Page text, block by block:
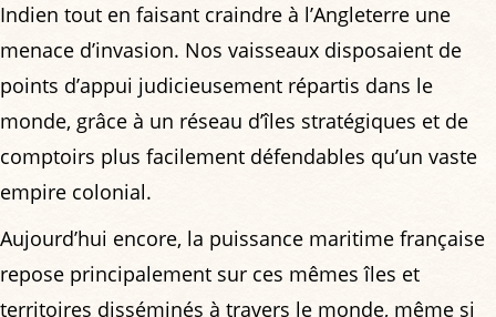
Indien tout en faisant craindre à l’Angleterre une
menace d’invasion. Nos vaisseaux disposaient de
points d’appui judicieusement répartis dans le
monde, grâce à un réseau d’îles stratégiques et de
comptoirs plus facilement défendables qu’un vaste
empire colonial.
Aujourd’hui encore, la puissance maritime française
repose principalement sur ces mêmes îles et
territoires disséminés à travers le monde, même si